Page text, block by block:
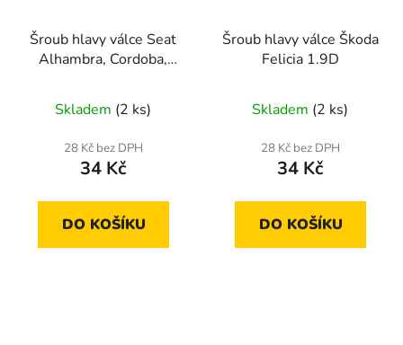
Šroub hlavy válce Seat
Alhambra, Cordoba,
Skladem (2 ks)
28 Kč bez DPH
34 Kč
DO KOŠÍKU
Šroub hlavy válce Škoda
Felicia 1.9D
Skladem (2 ks)
28 Kč bez DPH
34 Kč
DO KOŠÍKU